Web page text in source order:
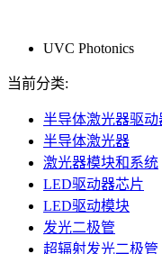
UVC Photonics
当前分类:
半导体激光器驱动
半导体激光器
激光器模块和系统
LED驱动器芯片
LED驱动模块
发光二极管
超辐射发光二极管